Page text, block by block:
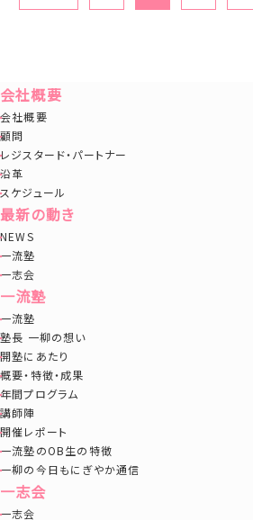
会社概要
会社概要
顧問
レジスタード・パートナー
沿革
スケジュール
最新の動き
NEWS
一流塾
一志会
一流塾
一流塾
塾長 一柳の想い
開塾にあたり
概要・特徴・成果
年間プログラム
講師陣
開催レポート
一流塾のOB生の特徴
一柳の今日もにぎやか通信
一志会
一志会